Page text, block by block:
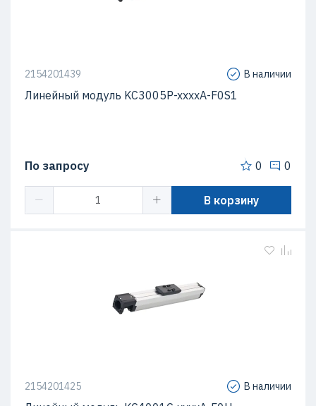
2154201439 В наличии
Линейный модуль KC3005P-xxxxA-F0S1
По запросу 0 0
В корзину
2154201425 В наличии